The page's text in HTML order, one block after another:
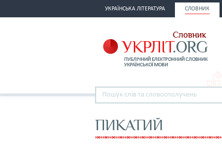
УКРАЇНСЬКА ЛІТЕРАТУРА СЛОВНИК
ПИКАТИЙ